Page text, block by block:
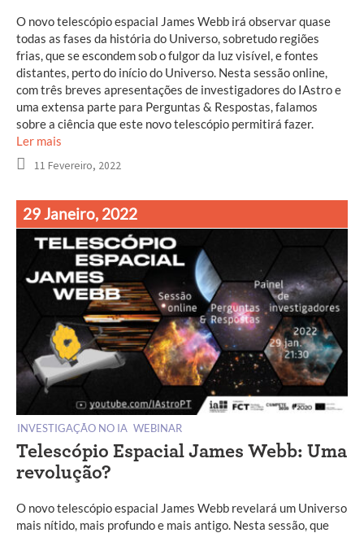
O novo telescópio espacial James Webb irá observar quase
todas as fases da história do Universo, sobretudo regiões
frias, que se escondem sob o fulgor da luz visível, e fontes
distantes, perto do início do Universo. Nesta sessão online,
com três breves apresentações de investigadores do IAstro e
uma extensa parte para Perguntas & Respostas, falamos
sobre a ciência que este novo telescópio permitirá fazer.
Ler mais
11 Fevereiro, 2022
29 Janeiro, 2022
INVESTIGAÇÃO NO IA WEBINAR
Telescópio Espacial James Webb: Uma
revolução?
O novo telescópio espacial James Webb revelará um Universo
mais nítido, mais profundo e mais antigo. Nesta sessão, que